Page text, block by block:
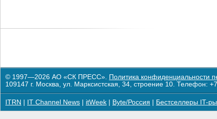
© 1997—2026 АО «СК ПРЕСС». Политика конфиденциальности
109147 г. Москва, ул. Марксистская, 34, строение 10. Телефон:
ITRN IT Channel News itWeek Byte/Россия Бестселлеры IT-